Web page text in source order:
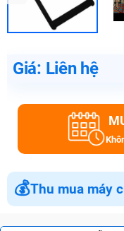
Giá: Liên hệ
💰Thu mua máy